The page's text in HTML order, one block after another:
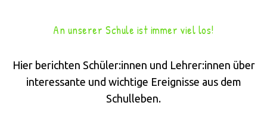
An unserer Schule ist immer viel los!
Hier berichten Schüler:innen und Lehrer:innen über
interessante und wichtige Ereignisse aus dem
Schulleben.